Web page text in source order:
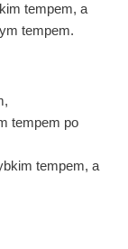
tempem, a
tempem.
tempem po
tempem, a